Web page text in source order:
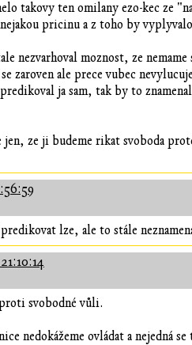
takovy ten omilany ezo-kec ze
pricinu a z toho by
nezvarhoval moznost, ze
se zaroven ale prece vubec
ja sam, tak by to
jen, ze ji budeme rikat svoboda
lze, ale to stále
svobodné vůli.
nedokážeme ovládat a nejedná